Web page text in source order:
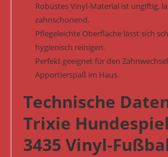
Robustes Vinyl-Material ist ungiftig,
zahnschonend.
Pflegeleichte Oberfläche lässt sich
hygienisch reinigen.
Perfekt geeignet für den
Apportierspaß im Haus.
Technische
Trixie
3435 Vinyl-